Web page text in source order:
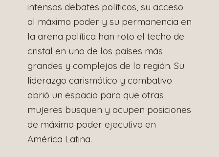
intensos debates políticos, su acceso
al máximo poder y su permanencia en
la arena política han roto el techo de
cristal en uno de los países más
grandes y complejos de la región. Su
liderazgo carismático y combativo
abrió un espacio para que otras
mujeres busquen y ocupen posiciones
de máximo poder ejecutivo en
América Latina.